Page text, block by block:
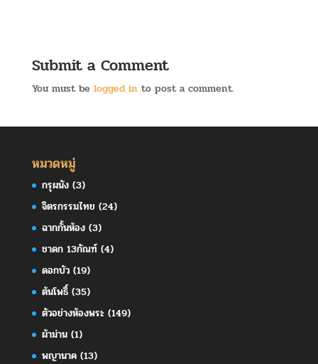
Submit a Comment
You must be logged into post a comment.
หมวดหมู่
กรุผนัง(3)
จิตรกรรมไทย (24)
ฉากกั้นห้อง(3)
ชาดก 13กัณฑ์(4)
ดอกบัว(19)
ต้นโพธิ์(35)
ตัวอย่างห้องพระ(149)
ผ้าม่าน(1)
พญานาค(13)